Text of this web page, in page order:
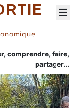
comprendre, faire,
partager...
☰